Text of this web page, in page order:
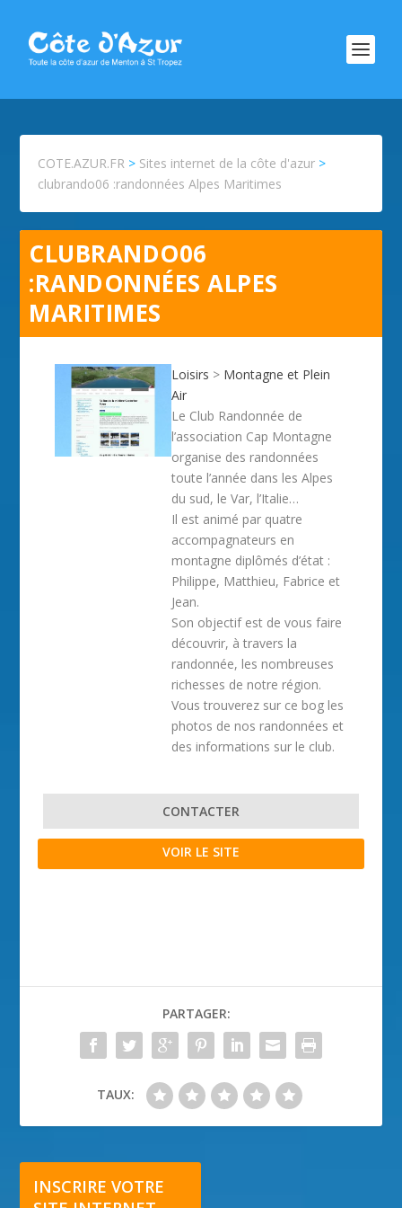
COTE.AZUR.FR > Sites internet de la côte d'azur >
clubrando06 :randonnées Alpes Maritimes
CLUBRANDO06
:RANDONNÉES ALPES
MARITIMES
Loisirs > Montagne et Plein
Air
Le Club Randonnée de
l’association Cap Montagne
organise des randonnées
toute l’année dans les Alpes
du sud, le Var, l’Italie…
Il est animé par quatre
accompagnateurs en
montagne diplômés d’état :
Philippe, Matthieu, Fabrice et
Jean.
Son objectif est de vous faire
découvrir, à travers la
randonnée, les nombreuses
richesses de notre région.
Vous trouverez sur ce bog les
photos de nos randonnées et
des informations sur le club.
CONTACTER
VOIR LE SITE
PARTAGER:
TAUX:
INSCRIRE VOTRE